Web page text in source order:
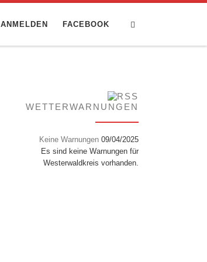
ANMELDEN FACEBOOK
WETTERWARNUNGEN
Keine Warnungen 09/04/2025
Es sind keine Warnungen für
Westerwaldkreis vorhanden.